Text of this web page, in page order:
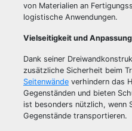
von Materialien an
logistische Anwendungen.
Vielseitigkeit und
Dank seiner
zusätzliche Sicherheit beim
Seitenwände verhindern das
Gegenständen und bieten
ist besonders nützlich, wenn
Gegenstände transportieren.